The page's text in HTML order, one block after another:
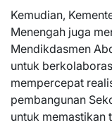
Kemudian,
Menengah juga
Mendikdasmen
untuk
mempercepat
pembangunan
untuk memastikan